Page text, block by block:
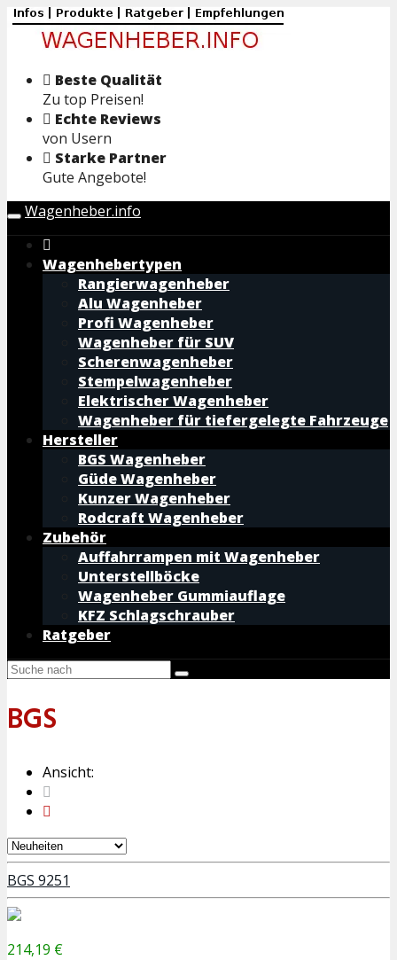
Skip
contentBeste Qualität
Zu top Preisen!
Echte Reviews
von Usern
Starke Partner
Gute Angebote!
Toggle
navigation
Wagenheber.info
Wagenhebertypen
Rangierwagenheber
Alu Wagenheber
Profi Wagenheber
Wagenheber für SUV
Scherenwagenheber
Stempelwagenheber
Elektrischer Wagenheber
Wagenheber für tiefergelegte Fahrzeuge
Hersteller
BGS Wagenheber
Güde Wagenheber
Kunzer Wagenheber
Rodcraft Wagenheber
Zubehör
Auffahrrampen mit Wagenheber
Unterstellböcke
Wagenheber Gummiauflage
KFZ Schlagschrauber
Ratgeber
BGS
Ansicht:
BGS 9251
214,19 €